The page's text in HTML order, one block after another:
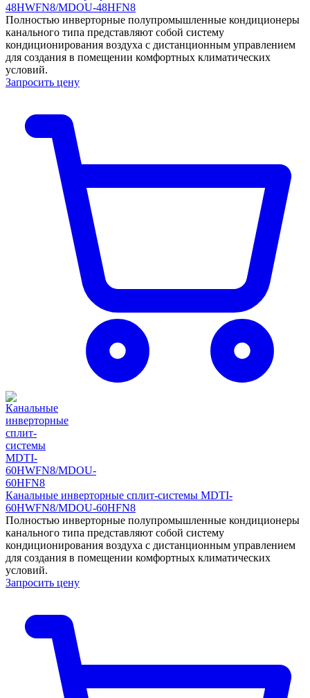
48HWFN8/MDOU-48HFN8
Полностью инверторные полупромышленные кондиционеры
канального типа представляют собой систему
кондиционирования воздуха с дистанционным управлением
для создания в помещении комфортных климатических
условий.
Запросить цену
Канальные инверторные сплит-системы MDTI-
60HWFN8/MDOU-60HFN8
Полностью инверторные полупромышленные кондиционеры
канального типа представляют собой систему
кондиционирования воздуха с дистанционным управлением
для создания в помещении комфортных климатических
условий.
Запросить цену